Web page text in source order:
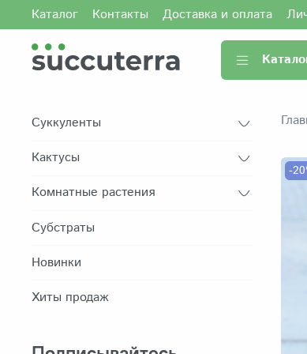
Каталог Контакты Доставка и оплата
-
Суккуленты
Кактусы
Комнатные растения
Субстраты
Новинки
Хиты продаж